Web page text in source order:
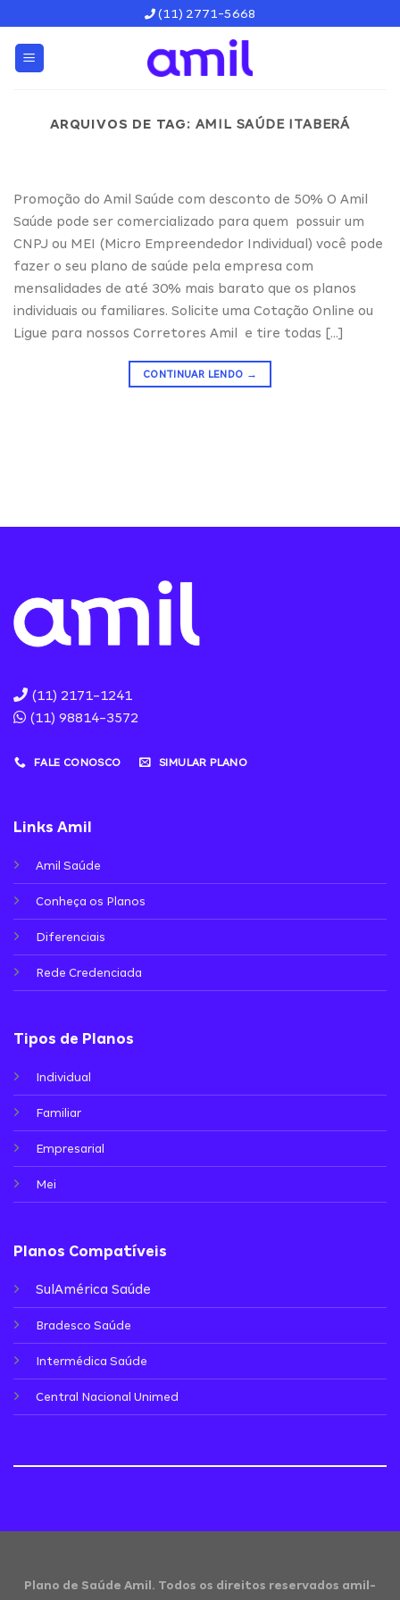
content
(11) 2771-5668
ARQUIVOS DE TAG: AMIL SAÚDE ITABERÁ
Promoção do Amil Saúde com desconto de 50% O Amil
Saúde pode ser comercializado para quem possuir um
CNPJ ou MEI (Micro Empreendedor Individual) você pode
fazer o seu plano de saúde pela empresa com
mensalidades de até 30% mais barato que os planos
individuais ou familiares. Solicite uma Cotação Online ou
Ligue para nossos Corretores Amil e tire todas […]
CONTINUAR LENDO →
(11) 2171-1241
(11) 98814-3572
FALE CONOSCO SIMULAR PLANO
Links Amil
Amil Saúde
Conheça os Planos
Diferenciais
Rede Credenciada
Tipos de Planos
Individual
Familiar
Empresarial
Mei
Planos Compatíveis
SulAmérica Saúde
Bradesco Saúde
Intermédica Saúde
Central Nacional Unimed
Plano de Saúde Amil. Todos os direitos reservados amil-